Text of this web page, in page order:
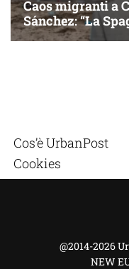
Cos’è UrbanPost
Cookies
@2014-2026
NEW